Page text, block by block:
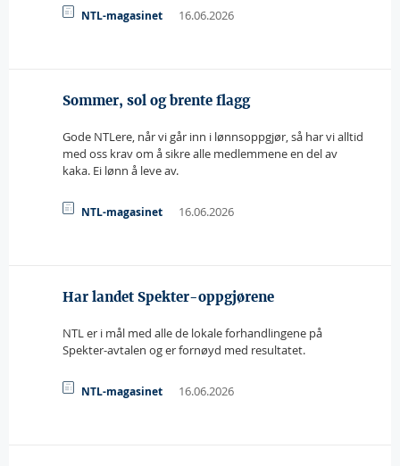
NTL-magasinet 16.06.2026
Sommer, sol og brente flagg
Gode NTLere, når vi går inn i lønnsoppgjør, så har vi alltid
med oss krav om å sikre alle medlemmene en del av
kaka. Ei lønn å leve av.
NTL-magasinet 16.06.2026
Har landet Spekter-oppgjørene
NTL er i mål med alle de lokale forhandlingene på
Spekter-avtalen og er fornøyd med resultatet.
NTL-magasinet 16.06.2026